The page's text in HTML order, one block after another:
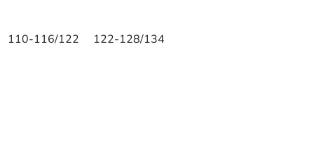
110-116/122 122-128/134